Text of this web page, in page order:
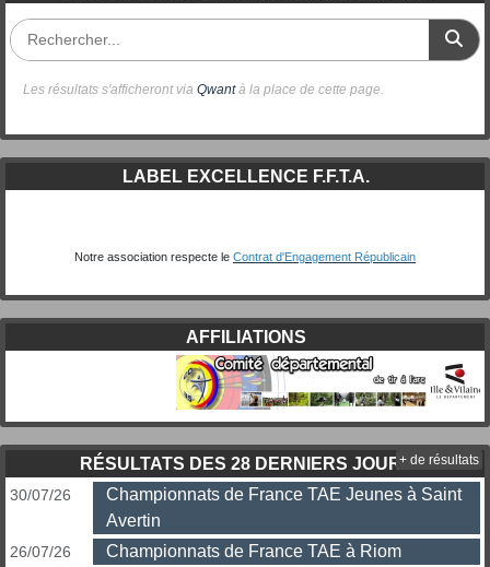
Les résultats s'afficheront via Qwantà la place de cette page.
LABEL EXCELLENCE F.F.T.A.
Notre association respecte le Contrat d'Engagement Républicain
AFFILIATIONS
RÉSULTATS DES 28 DERNIERS JOURS
30/07/26
Championnats de France TAE Jeunes à Saint
Avertin
26/07/26 Championnats de France TAE à Riom
+ de résultats